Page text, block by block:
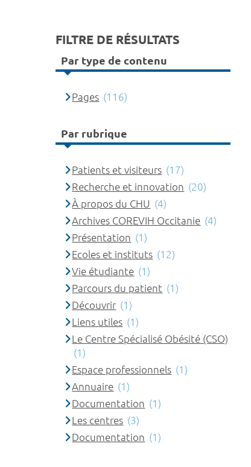
FILTRE DE RÉSULTATS
Par type de contenu
Pages (116)
Par rubrique
Patients et visiteurs (17)
Recherche et innovation (20)
À propos du CHU (4)
Archives COREVIH Occitanie (4)
Présentation (1)
Ecoles et instituts (12)
Vie étudiante (1)
Parcours du patient (1)
Découvrir (1)
Liens utiles (1)
Le Centre Spécialisé Obésité (CSO)
(1)
Espace professionnels (1)
Annuaire (1)
Documentation (1)
Les centres (3)
Documentation (1)